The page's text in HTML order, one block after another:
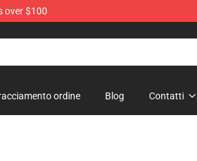
over $100
ordine Blog Contatti